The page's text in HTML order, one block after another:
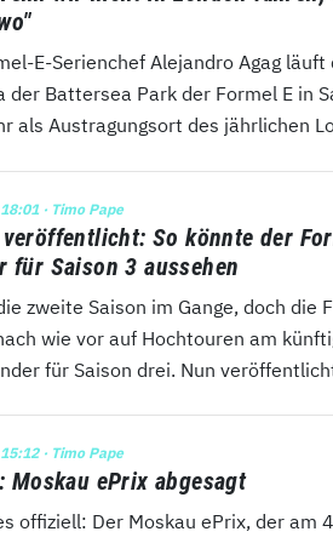
E-Serienchef Alejandro Agag läuft
der Battersea Park der Formel E in
als Austragungsort des jährlichen
· Timo Pape
So könnte der
für Saison 3 aussehen
zweite Saison im Gange, doch die
wie vor auf Hochtouren am
für Saison drei. Nun
· Timo Pape
Moskau ePrix abgesagt
offiziell: Der Moskau ePrix, der am